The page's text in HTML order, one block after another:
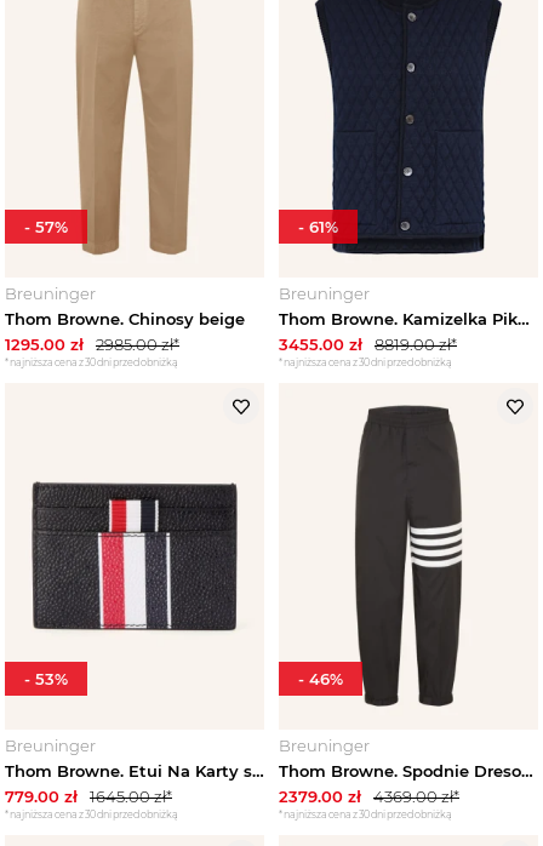
Breuninger
Thom Browne. Chinosy beige
1295.00 zł 2985.00zł*
*najniższa cena z 30 dni przed obniżką
- 57%
Breuninger
Thom Browne. Kamizelka Pikowana blau GRANATOWY
3455.00 zł 8819.00zł*
*najniższa cena z 30 dni przed obniżką
- 61%
Breuninger
Thom Browne. Etui Na Karty schwarz czarny
779.00 zł 1645.00zł*
*najniższa cena z 30 dni przed obniżką
- 53%
Breuninger
Thom Browne. Spodnie Dresowe schwarz
2379.00 zł 4369.00zł*
*najniższa cena z 30 dni przed obniżką
- 46%